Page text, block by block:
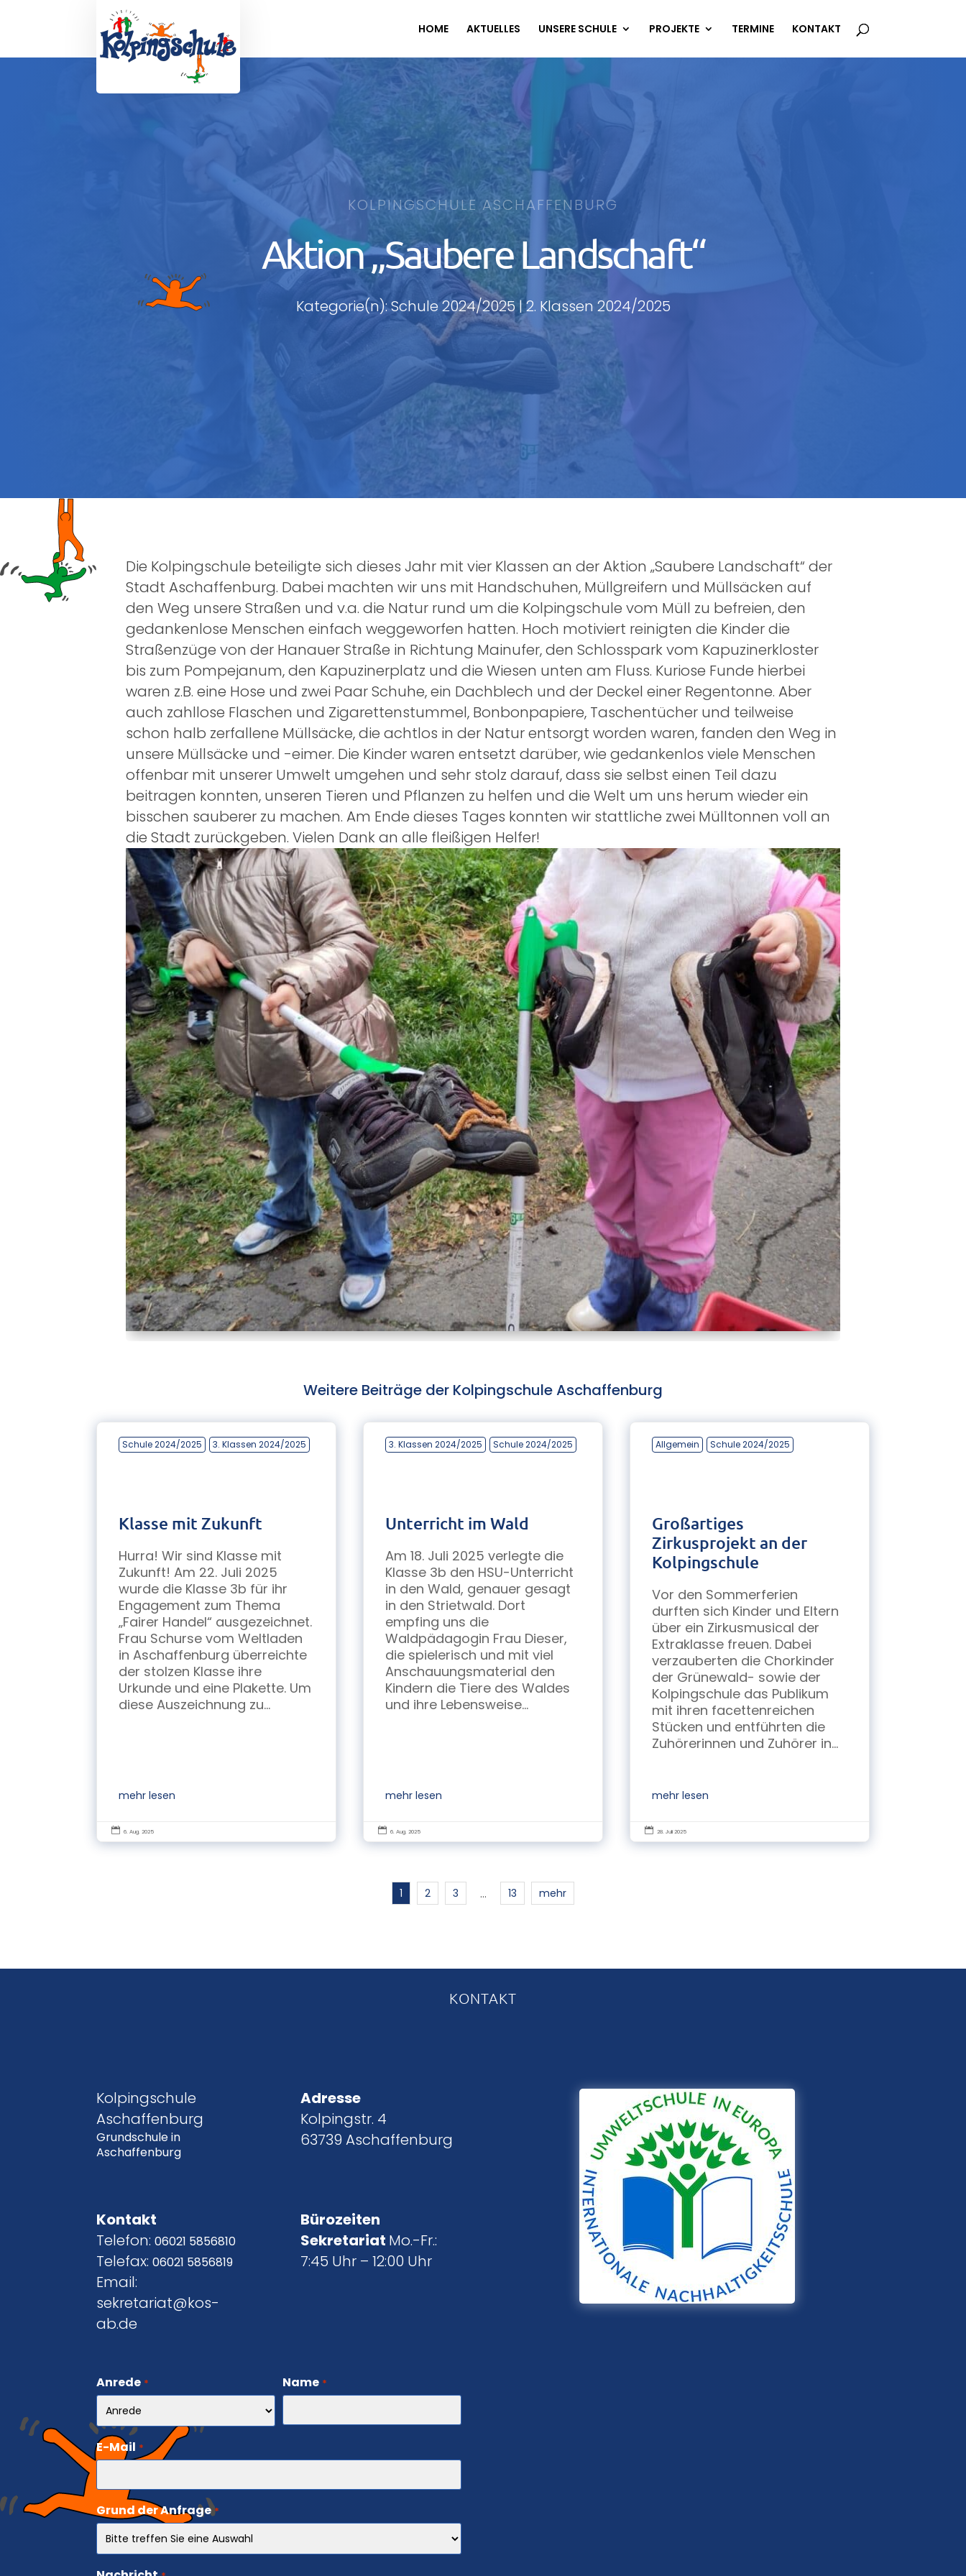
HOME AKTUELLES UNSERE SCHULE PROJEKTE TERMINE KONTAKT
KOLPINGSCHULE ASCHAFFENBURG
Aktion „Saubere Landschaft“
Kategorie(n): Schule 2024/2025 | 2. Klassen 2024/2025
Die Kolpingschule beteiligte sich dieses Jahr mit vier Klassen an der Aktion „Saubere Landschaft“ der
Stadt Aschaffenburg. Dabei machten wir uns mit Handschuhen, Müllgreifern und Müllsäcken auf
den Weg unsere Straßen und v.a. die Natur rund um die Kolpingschule vom Müll zu befreien, den
gedankenlose Menschen einfach weggeworfen hatten. Hoch motiviert reinigten die Kinder die
Straßenzüge von der Hanauer Straße in Richtung Mainufer, den Schlosspark vom Kapuzinerkloster
bis zum Pompejanum, den Kapuzinerplatz und die Wiesen unten am Fluss. Kuriose Funde hierbei
waren z.B. eine Hose und zwei Paar Schuhe, ein Dachblech und der Deckel einer Regentonne. Aber
auch zahllose Flaschen und Zigarettenstummel, Bonbonpapiere, Taschentücher und teilweise
schon halb zerfallene Müllsäcke, die achtlos in der Natur entsorgt worden waren, fanden den Weg in
unsere Müllsäcke und -eimer. Die Kinder waren entsetzt darüber, wie gedankenlos viele Menschen
offenbar mit unserer Umwelt umgehen und sehr stolz darauf, dass sie selbst einen Teil dazu
beitragen konnten, unseren Tieren und Pflanzen zu helfen und die Welt um uns herum wieder ein
bisschen sauberer zu machen. Am Ende dieses Tages konnten wir stattliche zwei Mülltonnen voll an
die Stadt zurückgeben. Vielen Dank an alle fleißigen Helfer!
Weitere Beiträge der Kolpingschule Aschaffenburg
Schule 2024/2025 3. Klassen 2024/2025
Klasse mit Zukunft
Hurra! Wir sind Klasse mit
Zukunft! Am 22. Juli 2025
wurde die Klasse 3b für ihr
Engagement zum Thema
„Fairer Handel“ ausgezeichnet.
Frau Schurse vom Weltladen
in Aschaffenburg überreichte
der stolzen Klasse ihre
Urkunde und eine Plakette. Um
diese Auszeichnung zu...
mehr lesen
 6. Aug. 2025
3. Klassen 2024/2025 Schule 2024/2025
Unterricht im Wald
Am 18. Juli 2025 verlegte die
Klasse 3b den HSU-Unterricht
in den Wald, genauer gesagt
in den Strietwald. Dort
empfing uns die
Waldpädagogin Frau Dieser,
die spielerisch und mit viel
Anschauungsmaterial den
Kindern die Tiere des Waldes
und ihre Lebensweise...
mehr lesen
 6. Aug. 2025
Allgemein Schule 2024/2025
Großartiges
Zirkusprojekt an der
Kolpingschule
Vor den Sommerferien
durften sich Kinder und Eltern
über ein Zirkusmusical der
Extraklasse freuen. Dabei
verzauberten die Chorkinder
der Grünewald- sowie der
Kolpingschule das Publikum
mit ihren facettenreichen
Stücken und entführten die
Zuhörerinnen und Zuhörer in...
mehr lesen
 28. Juli 2025
1 2 3 … 13 mehr
KONTAKT
Kolpingschule
Aschaffenburg
Grundschule in
Aschaffenburg
Adresse
Kolpingstr. 4
63739 Aschaffenburg
Kontakt
Telefon:06021 5856810
Telefax:06021 5856819
Email:
sekretariat@kos-
ab.de
Bürozeiten
Sekretariat Mo.-Fr.:
7:45 Uhr – 12:00 Uhr
Anrede * Name *
E-Mail *
Grund der Anfrage *